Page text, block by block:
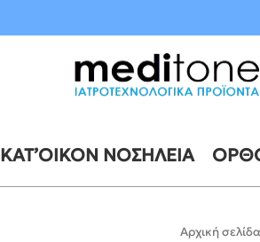
ΚΑΤ’ΟΊΚΟΝ ΝΟΣΗΛΕΊΑ
Αρχική σελίδα